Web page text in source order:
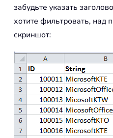
забудьте указать
хотите фильтровать, над
скриншот: